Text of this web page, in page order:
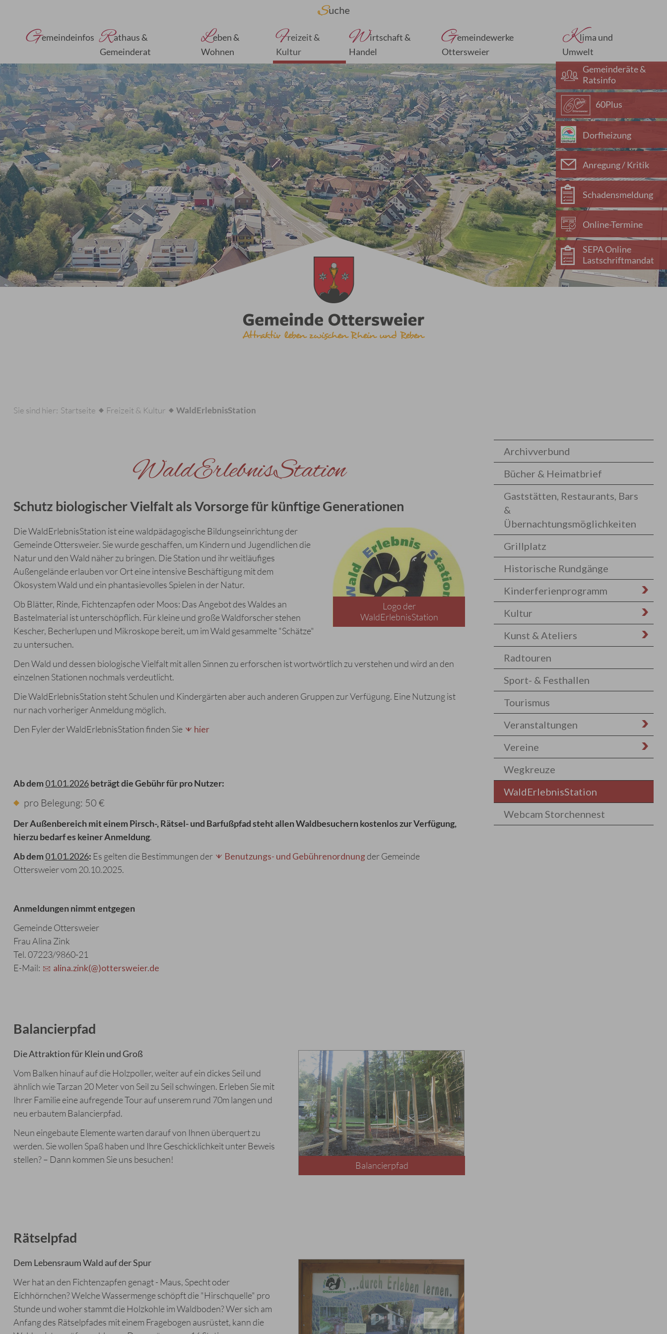
Gemeindeinfos Rathaus &
Gemeinderat
Leben &
Wohnen
Freizeit &
Kultur
Wirtschaft &
Handel
Gemeindewerke
Ottersweier
Klima und
Umwelt
Gemeinderäte &
Ratsinfo
60Plus
Dorfheizung
Anregung / Kritik
Schadensmeldung
Online-Termine
SEPA Online
Lastschriftmandat
Sie sind hier: Startseite Freizeit & Kultur WaldErlebnisStation
WaldErlebnisStation
Schutz biologischer Vielfalt als Vorsorge für künftige Generationen
Logo der
WaldErlebnisStation
Die WaldErlebnisStation ist eine waldpädagogische Bildungseinrichtung der
Gemeinde Ottersweier. Sie wurde geschaffen, um Kindern und Jugendlichen die
Natur und den Wald näher zu bringen. Die Station und ihr weitläufiges
Außengelände erlauben vor Ort eine intensive Beschäftigung mit dem
Ökosystem Wald und ein phantasievolles Spielen in der Natur.
Ob Blätter, Rinde, Fichtenzapfen oder Moos: Das Angebot des Waldes an
Bastelmaterial ist unterschöpflich. Für kleine und große Waldforscher stehen
Kescher, Becherlupen und Mikroskope bereit, um im Wald gesammelte "Schätze"
zu untersuchen.
Den Wald und dessen biologische Vielfalt mit allen Sinnen zu erforschen ist wortwörtlich zu verstehen und wird an den
einzelnen Stationen nochmals verdeutlicht.
Die WaldErlebnisStation steht Schulen und Kindergärten aber auch anderen Gruppen zur Verfügung. Eine Nutzung ist
nur nach vorheriger Anmeldung möglich.
Den Fyler der WaldErlebnisStation finden Sie
hier
Ab dem 01.01.2026beträgt die Gebühr für pro Nutzer:
pro Belegung: 50 €
Der Außenbereich mit einem Pirsch-, Rätsel- und Barfußpfad steht allen Waldbesuchern kostenlos zur Verfügung,
hierzu bedarf es keiner Anmeldung.
Ab dem 01.01.2026: Es gelten die Bestimmungen der Benutzungs- und Gebührenordnungder Gemeinde
Ottersweier vom 20.10.2025.
Anmeldungen nimmt entgegen
Gemeinde Ottersweier
Frau Alina Zink
Tel. 07223/9860-21
E-Mail:
alina.zink(@)ottersweier.de
Balancierpfad
Balancierpfad
Die Attraktion für Klein und Groß
Vom Balken hinauf auf die Holzpoller, weiter auf ein dickes Seil und
ähnlich wie Tarzan 20 Meter von Seil zu Seil schwingen. Erleben Sie mit
Ihrer Familie eine aufregende Tour auf unserem rund 70m langen und
neu erbautem Balancierpfad.
Neun eingebaute Elemente warten darauf von Ihnen überquert zu
werden. Sie wollen Spaß haben und Ihre Geschicklichkeit unter Beweis
stellen? – Dann kommen Sie uns besuchen!
Rätselpfad
Dem Lebensraum Wald auf der Spur
Wer hat an den Fichtenzapfen genagt - Maus, Specht oder
Eichhörnchen? Welche Wassermenge schöpft die "Hirschquelle" pro
Stunde und woher stammt die Holzkohle im Waldboden? Wer sich am
Anfang des Rätselpfades mit einem Fragebogen ausrüstet, kann die
Archivverbund
Bücher & Heimatbrief
Gaststätten, Restaurants, Bars
&
Übernachtungsmöglichkeiten
Grillplatz
Historische Rundgänge
Kinderferienprogramm
Kultur
Kunst & Ateliers
Radtouren
Sport- & Festhallen
Tourismus
Veranstaltungen
Vereine
Wegkreuze
WaldErlebnisStation
Webcam Storchennest